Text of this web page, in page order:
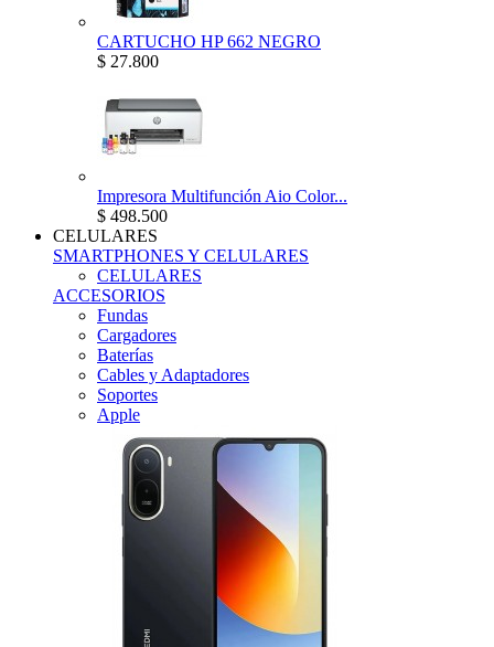
CARTUCHO HP 662 NEGRO
$ 27.800
Impresora Multifunción Aio Color...
$ 498.500
CELULARES
SMARTPHONES Y CELULARES
CELULARES
ACCESORIOS
Fundas
Cargadores
Baterías
Cables y Adaptadores
Soportes
Apple